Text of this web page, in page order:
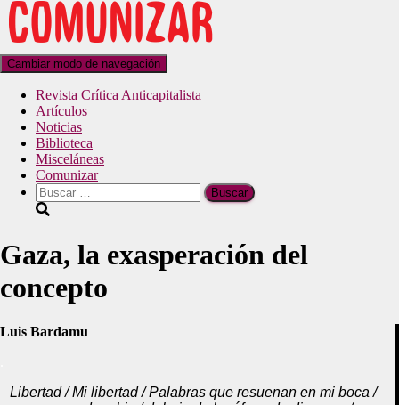
Cambiar modo de navegación
Revista Crítica Anticapitalista
Artículos
Noticias
Biblioteca
Misceláneas
Comunizar
Gaza, la exasperación del
concepto
Luis Bardamu
Libertad /Mi libertad / Palabras que resuenan en mi boca /